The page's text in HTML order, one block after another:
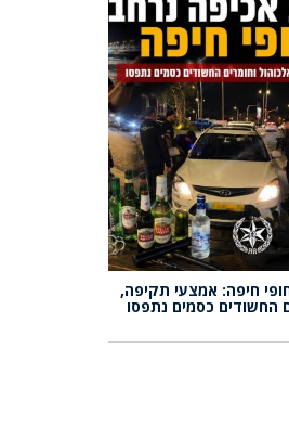
חיפה: אמצעי תקיפה,
החשודים כסמים נתפסו